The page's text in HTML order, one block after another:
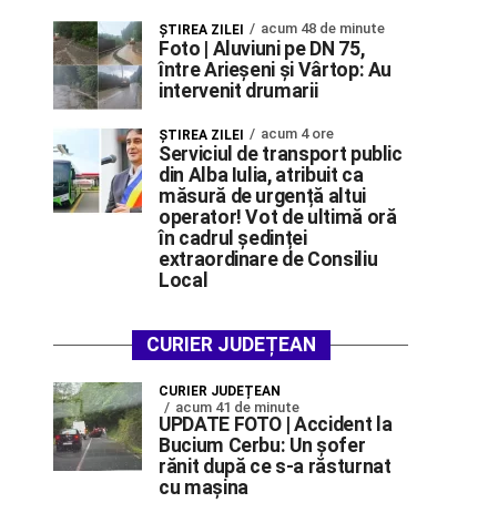
ŞTIREA ZILEI acum 48 de minute
Foto | Aluviuni pe DN 75,
între Arieșeni și Vârtop: Au
intervenit drumarii
ŞTIREA ZILEI acum 4 ore
Serviciul de transport public
din Alba Iulia, atribuit ca
măsură de urgență altui
operator! Vot de ultimă oră
în cadrul ședinței
extraordinare de Consiliu
Local
CURIER JUDEȚEAN
CURIER JUDEȚEAN
acum 41 de minute
UPDATE FOTO | Accident la
Bucium Cerbu: Un șofer
rănit după ce s-a răsturnat
cu mașina